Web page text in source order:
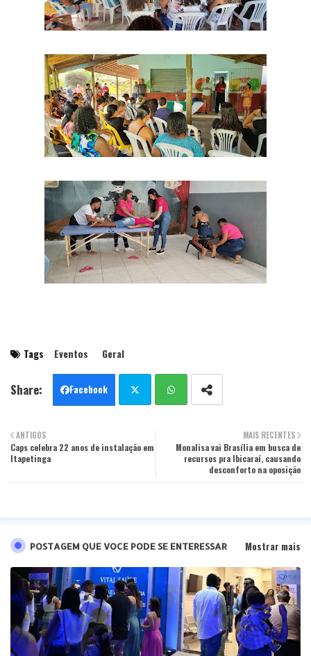
Tags Eventos Geral
Facebook
ter tsa
MAIS RECENTES
Monalisa vai Brasília em busca de
recursos pra Ibicaraí, causando
desconforto na oposição
ANTIGOS
Caps celebra 22 anos de instalação em
Itapetinga
POSTAGEM QUE VOCE PODE SE ENTERESSAR Mostrar mais